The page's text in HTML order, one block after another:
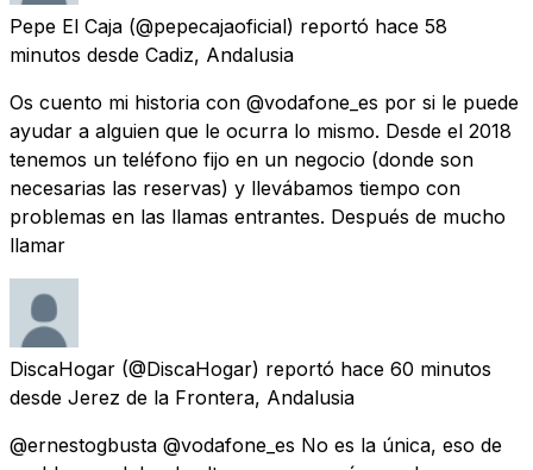
Pepe El Caja (@pepecajaoficial) reportó hace 58
minutos desde Cadiz, Andalusia
Os cuento mi historia con @vodafone_es por si le puede
ayudar a alguien que le ocurra lo mismo. Desde el 2018
tenemos un teléfono fijo en un negocio (donde son
necesarias las reservas) y llevábamos tiempo con
problemas en las llamas entrantes. Después de mucho
llamar
DiscaHogar (@DiscaHogar) reportó hace 60 minutos
desde Jerez de la Frontera, Andalusia
@ernestogbusta @vodafone_es No es la única, eso de